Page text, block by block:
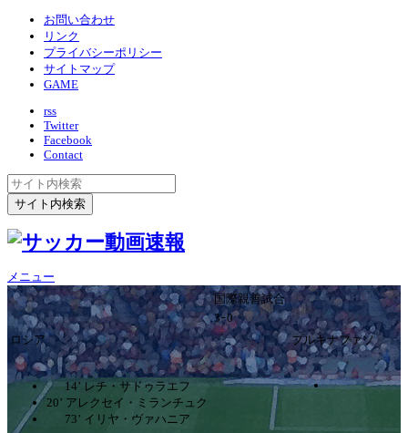
お問い合わせ
リンク
プライバシーポリシー
サイトマップ
GAME
rss
Twitter
Facebook
Contact
メニュー
国際親善試合
3ｰ0
ロシア
ブルキナファソ
14’ レチ・サドゥラエフ
20’ アレクセイ・ミランチュク
73’ イリヤ・ヴァハニア